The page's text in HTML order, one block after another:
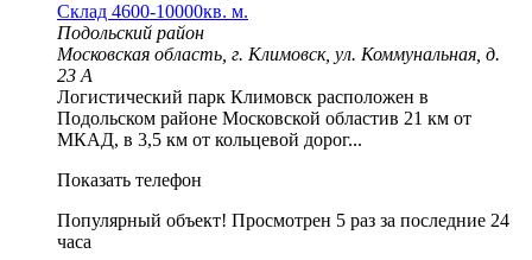
Склад 4600-10000кв. м.
Подольский район
Московская область, г. Климовск, ул. Коммунальная, д.
23 А
Логистический парк Климовск расположен в
Подольском районе Московской областив 21 км от
МКАД, в 3,5 км от кольцевой дорог...
Показать телефон
Популярный объект! Просмотрен 5 раз за последние 24
часа